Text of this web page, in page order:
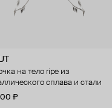
на тело ripe из
сплава и стали
₽